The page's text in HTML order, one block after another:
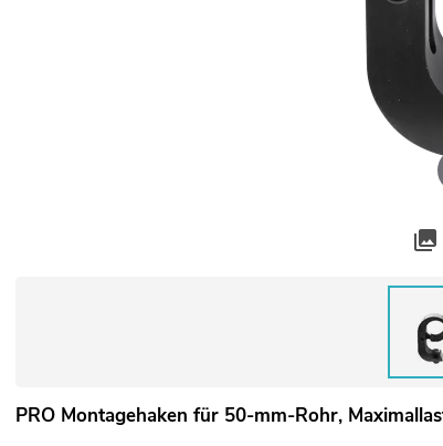
PRO Montagehaken für 50-mm-Rohr,